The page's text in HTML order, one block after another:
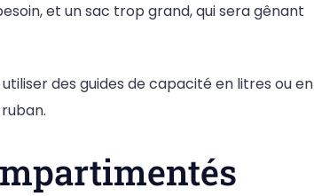
et un sac trop grand, qui sera gênant
des guides de capacité en litres ou en